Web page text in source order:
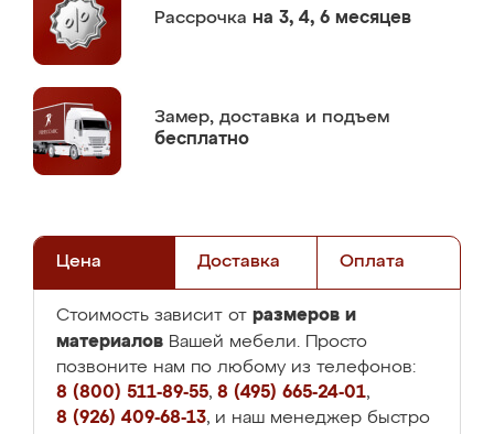
Рассрочка на 3, 4, 6 месяцев
Замер, доставка и подъем
бесплатно
Цена Доставка Оплата
Стоимость зависит от размеров и
материалов Вашей мебели. Просто
позвоните нам по любому из телефонов:
8 (800) 511-89-55, 8 (495) 665-24-01,
8 (926) 409-68-13, и наш менеджер быстро